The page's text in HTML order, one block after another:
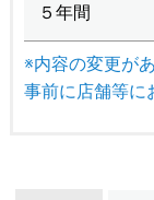
５年間
※内容の変更が
事前に店舗等に